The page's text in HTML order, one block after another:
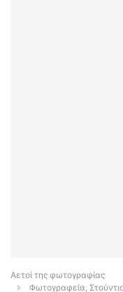
Αετοί της φωτογραφίας
Φωτογραφεία,